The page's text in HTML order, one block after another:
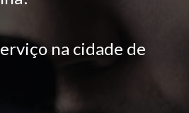
na cidade de